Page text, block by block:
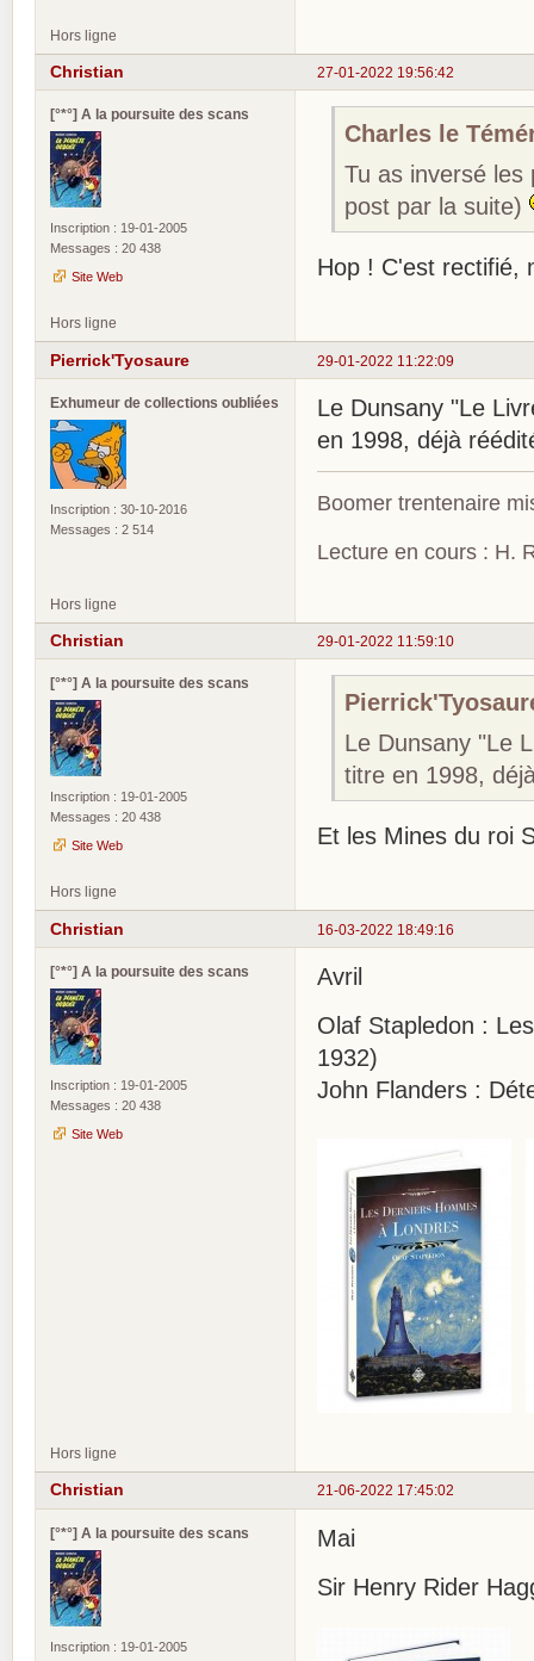
Hors ligne
27-01-2022 19:56:42
Christian
[°*°] A la poursuite des scans
Inscription : 19-01-2005
Messages : 20 438
Site Web
Charles le
Tu as inversé
post par la suite)
Hop ! C'est rectifié,
Hors ligne
29-01-2022 11:22:09
Pierrick'Tyosaure
Exhumeur de collections oubliées
Inscription : 30-10-2016
Messages : 2 514
Le Dunsany "Le
en 1998, déjà
Boomer trentenaire
Lecture en cours : H.
Hors ligne
29-01-2022 11:59:10
Christian
[°*°] A la poursuite des scans
Inscription : 19-01-2005
Messages : 20 438
Site Web
Le Dunsany "Le
titre en 1998,
Et les Mines du roi
Hors ligne
16-03-2022 18:49:16
Christian
[°*°] A la poursuite des scans
Inscription : 19-01-2005
Messages : 20 438
Site Web
Avril
Olaf Stapledon :
1932)
John Flanders :
Hors ligne
21-06-2022 17:45:02
Christian
[°*°] A la poursuite des scans
Inscription : 19-01-2005
Mai
Sir Henry Rider